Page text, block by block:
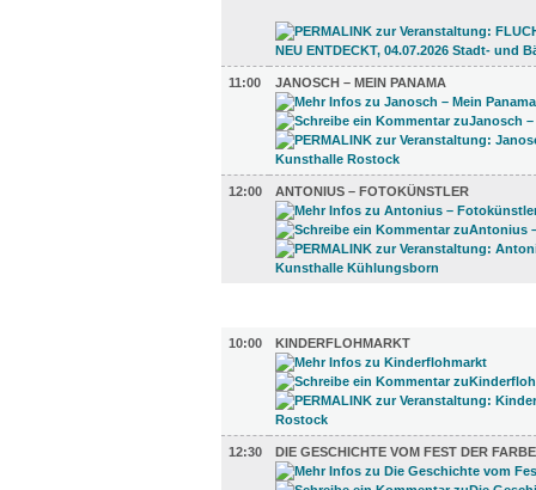
11:00 JANOSCH – MEIN PANAMA
12:00 ANTONIUS – FOTOKÜNSTLER
10:00
KINDERFLOHMARKT
12:30 DIE GESCHICHTE VOM FEST DER